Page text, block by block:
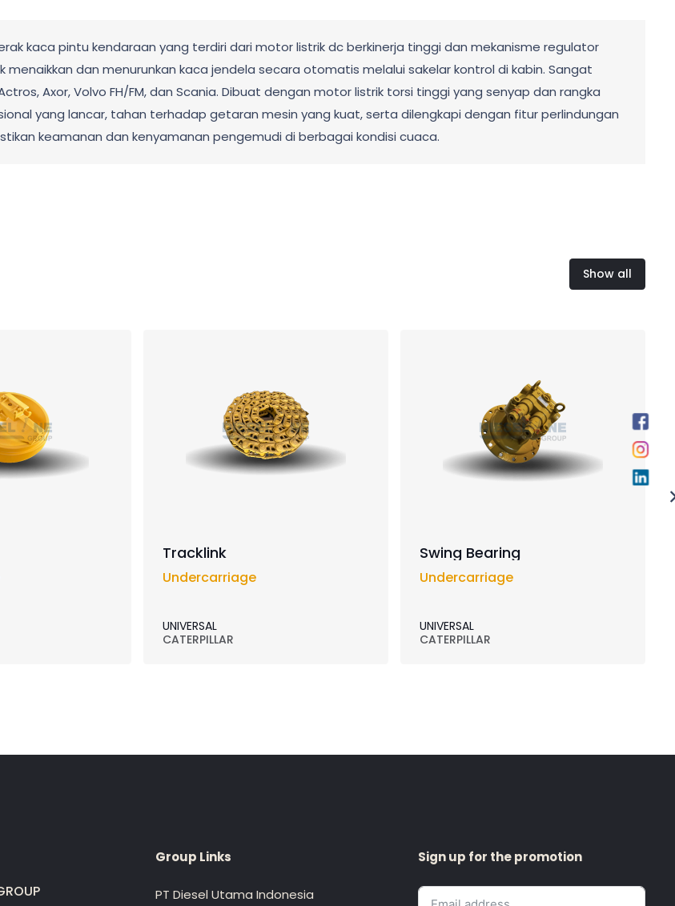
kaca pintu kendaraan yang terdiri dari motor listrik dc berkinerja tinggi dan mekanisme regulator
dan menurunkan kaca jendela secara otomatis melalui sakelar kontrol di kabin. Sangat
Axor, Volvo FH/FM, dan Scania. Dibuat dengan motor listrik torsi tinggi yang senyap dan rangka
yang lancar, tahan terhadap getaran mesin yang kuat, serta dilengkapi dengan fitur perlindungan
keamanan dan kenyamanan pengemudi di berbagai kondisi cuaca.
Show all
Tracklink
Undercarriage
UNIVERSAL
CATERPILLAR
Swing Bearing
Undercarriage
UNIVERSAL
CATERPILLAR
Group Links
PT Diesel Utama Indonesia
Sign up for the promotion